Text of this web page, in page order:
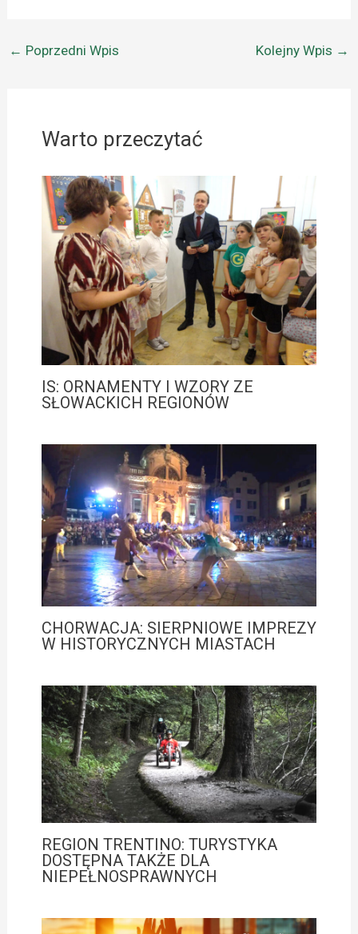
← Poprzedni Wpis Kolejny Wpis →
Warto przeczytać
IS: ORNAMENTY I WZORY ZE
SŁOWACKICH REGIONÓW
CHORWACJA: SIERPNIOWE IMPREZY
W HISTORYCZNYCH MIASTACH
REGION TRENTINO: TURYSTYKA
DOSTĘPNA TAKŻE DLA
NIEPEŁNOSPRAWNYCH